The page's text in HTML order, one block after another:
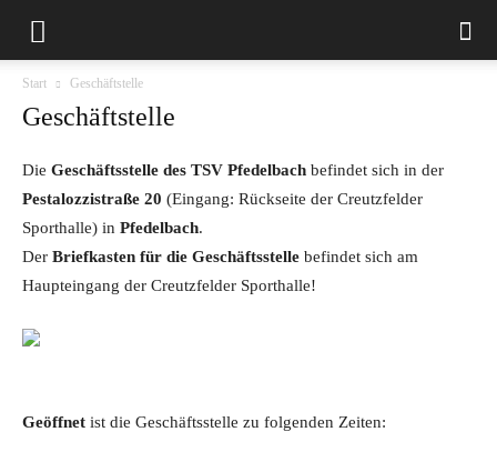
Start Geschäftstelle
Geschäftstelle
Die Geschäftsstelle des TSV Pfedelbach befindet sich in der
Pestalozzistraße 20 (Eingang: Rückseite der Creutzfelder
Sporthalle) in Pfedelbach.
Der Briefkasten für die Geschäftsstelle befindet sich am
Haupteingang der Creutzfelder Sporthalle!
Geöffnet ist die Geschäftsstelle zu folgenden Zeiten: